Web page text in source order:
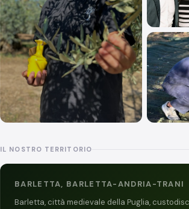
IL NOSTRO TERRITORIO
BARLETTA, BARLETTA-ANDRIA-TRANI
Barletta, città medievale della Puglia,